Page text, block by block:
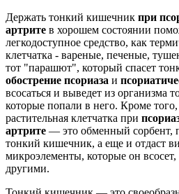
Держать тонкий кишечник при
артрите в хорошем состоянии
легкодоступное средство, как
клетчатка - вареные, печеные,
тот "парашют", который спасет
обострение псориаза и
всосаться и выведет из организма
которые попали в него. Кроме
растительная клетчатка при
артрите — это обменный сорбент,
тонкий кишечник, а еще и отдаст
микроэлементы, которые он
другими.